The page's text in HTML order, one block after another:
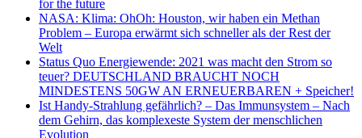
for the future
NASA: Klima: OhOh: Houston, wir haben ein Methan
Problem – Europa erwärmt sich schneller als der Rest der
Welt
Status Quo Energiewende: 2021 was macht den Strom so
teuer? DEUTSCHLAND BRAUCHT NOCH
MINDESTENS 50GW AN ERNEUERBAREN + Speicher!
Ist Handy-Strahlung gefährlich? – Das Immunsystem – Nach
dem Gehirn, das komplexeste System der menschlichen
Evolution